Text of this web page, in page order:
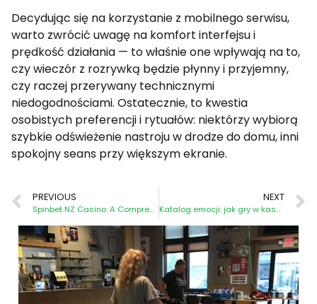
Decydując się na korzystanie z mobilnego serwisu,
warto zwrócić uwagę na komfort interfejsu i
prędkość działania — to właśnie one wpływają na to,
czy wieczór z rozrywką będzie płynny i przyjemny,
czy raczej przerywany technicznymi
niedogodnościami. Ostatecznie, to kwestia
osobistych preferencji i rytuałów: niektórzy wybiorą
szybkie odświeżenie nastroju w drodze do domu, inni
spokojny seans przy większym ekranie.
PREVIOUS
Spinbet NZ Casino: A Comprehensive Overview
NEXT
Katalog emocji: jak gry w kasynach online tworzą różnorodną rozrywkę